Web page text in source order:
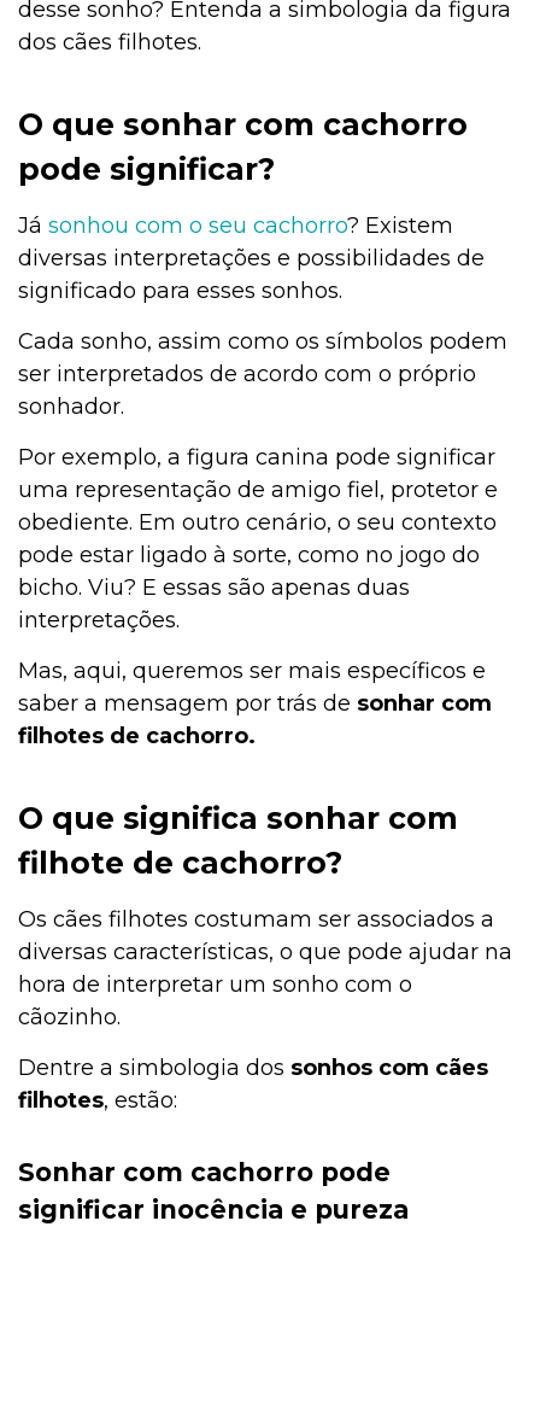
desse sonho? Entenda a simbologia da figura
dos cães filhotes.
O que sonhar com cachorro
pode significar?
Já sonhou com o seu cachorro? Existem
diversas interpretações e possibilidades de
significado para esses sonhos.
Cada sonho, assim como os símbolos podem
ser interpretados de acordo com o próprio
sonhador.
Por exemplo, a figura canina pode significar
uma representação de amigo fiel, protetor e
obediente. Em outro cenário, o seu contexto
pode estar ligado à sorte, como no jogo do
bicho. Viu? E essas são apenas duas
interpretações.
Mas, aqui, queremos ser mais específicos e
saber a mensagem por trás de sonhar com
filhotes de cachorro.
O que significa sonhar com
filhote de cachorro?
Os cães filhotes costumam ser associados a
diversas características, o que pode ajudar na
hora de interpretar um sonho com o
cãozinho.
Dentre a simbologia dos sonhos com cães
filhotes, estão:
Sonhar com cachorro pode
significar inocência e pureza